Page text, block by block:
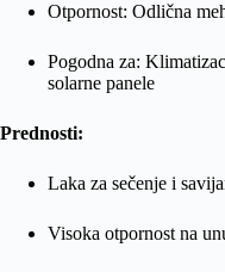
Otpornost: Odlična
Pogodna za:
solarne panele
Prednosti:
Laka za sečenje i
Visoka otpornost na